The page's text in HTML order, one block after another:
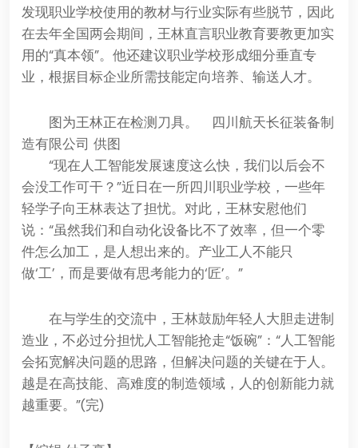
发现职业学校使用的教材与行业实际有些脱节，因此
在去年全国两会期间，王林直言职业教育要教更加实
用的“真本领”。他还建议职业学校形成细分垂直专
业，根据目标企业所需技能定向培养、输送人才。
图为王林正在检测刀具。 四川航天长征装备制
造有限公司 供图
“现在人工智能发展速度这么快，我们以后会不
会没工作可干？”近日在一所四川职业学校，一些年
轻学子向王林表达了担忧。对此，王林安慰他们
说：“虽然我们和自动化设备比不了效率，但一个零
件怎么加工，是人想出来的。产业工人不能只
做‘工’，而是要做有思考能力的‘匠’。”
在与学生的交流中，王林鼓励年轻人大胆走进制
造业，不必过分担忧人工智能抢走“饭碗”：“人工智能
会拓宽解决问题的思路，但解决问题的关键在于人。
越是在高技能、高难度的制造领域，人的创新能力就
越重要。”(完)